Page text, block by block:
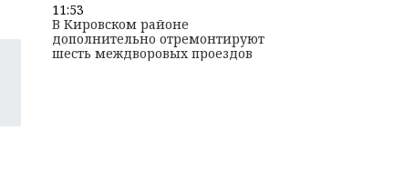
11:53
В Кировском районе
дополнительно отремонтируют
шесть междворовых проездов